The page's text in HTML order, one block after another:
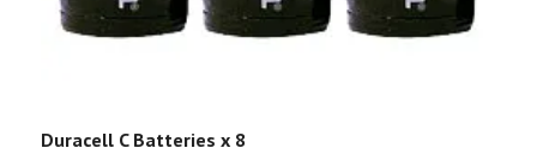
Duracell C Batteries x 8